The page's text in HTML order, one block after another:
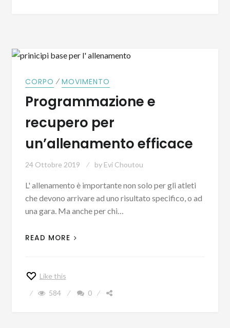
CORPO ⁄ MOVIMENTO
Programmazione e
recupero per
un’allenamento efficace
24 Ottobre 2019 by Evi Choutou
L' allenamento è importante non solo per gli atleti
che devono arrivare ad uno risultato specifico, o ad
una gara. Ma anche per chi…
READ MORE
Like this
584
0